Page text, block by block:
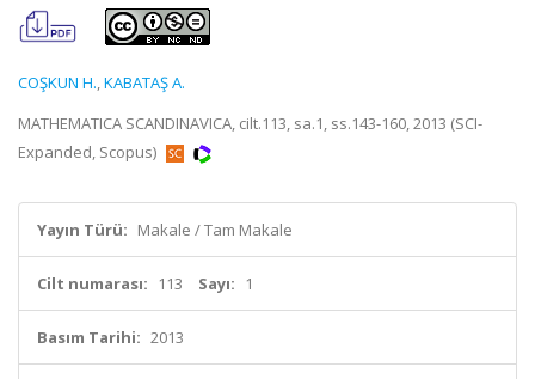
COŞKUN H.,KABATAŞ A.
MATHEMATICA SCANDINAVICA, cilt.113, sa.1, ss.143-160, 2013 (SCI-
Expanded, Scopus)
Yayın Türü: Makale / Tam Makale
Cilt numarası: 113 Sayı: 1
Basım Tarihi: 2013